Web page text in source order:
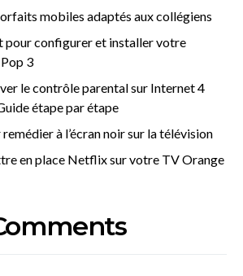
mobiles adaptés aux collégiens
pour configurer et installer votre
3
le contrôle parental sur Internet 4
étape par étape
à l’écran noir sur la télévision
en place Netflix sur votre TV Orange